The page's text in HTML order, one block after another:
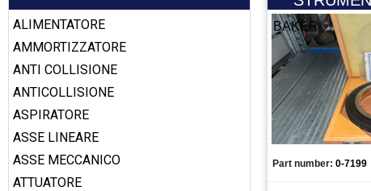
ALIMENTATORE
AMMORTIZZATORE
ANTI COLLISIONE
ANTICOLLISIONE
ASPIRATORE
ASSE LINEARE
ASSE MECCANICO
ATTUATORE
BAKER
Part number: 0-7199